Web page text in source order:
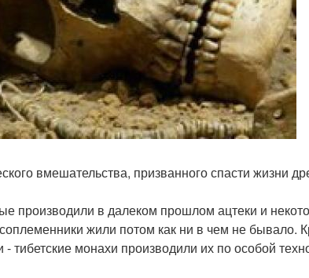
вмешательства, призванного спасти жизни
производили в далеком прошлом ацтеки и
жили потом как ни в чем не бывало.
тибетские монахи производили их по особой